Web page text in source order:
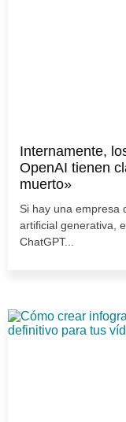
Internamente,
OpenAI tienen
muerto»
Si hay una empresa
artificial generativa,
ChatGPT...